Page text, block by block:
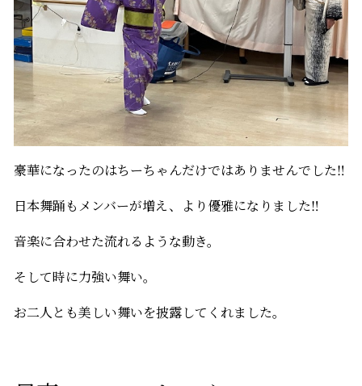
豪華になったのはちーちゃんだけではありませんでした‼
日本舞踊もメンバーが増え、より優雅になりました‼
音楽に合わせた流れるような動き。
そして時に力強い舞い。
お二人とも美しい舞いを披露してくれました。